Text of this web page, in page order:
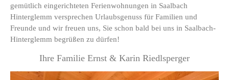
gemütlich eingerichteten Ferienwohnungen in Saalbach
Hinterglemm versprechen Urlaubsgenuss für Familien und
Freunde und wir freuen uns, Sie schon bald bei uns in Saalbach-
Hinterglemm begrüßen zu dürfen!
Ihre Familie Ernst & Karin Riedlsperger